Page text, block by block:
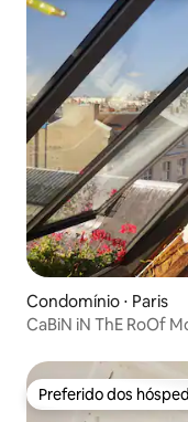
Condomínio ⋅ Paris
Preferido dos
Preferido dos